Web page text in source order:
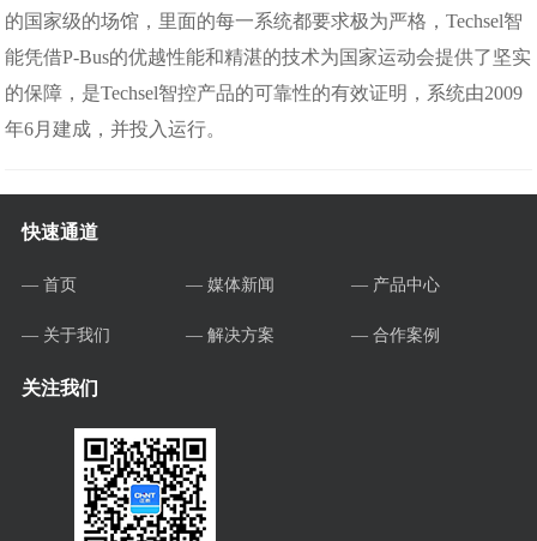
的国家级的场馆，里面的每一系统都要求极为严格，Techsel智
能凭借P-Bus的优越性能和精湛的技术为国家运动会提供了坚实
的保障，是Techsel智控产品的可靠性的有效证明，系统由2009
年6月建成，并投入运行。
快速通道
— 首页 — 媒体新闻 — 产品中心
— 关于我们 — 解决方案 — 合作案例
关注我们